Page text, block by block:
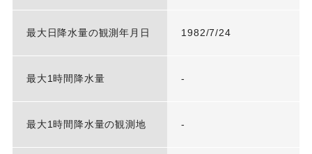
最大日降水量の観測年月日 1982/7/24
最大1時間降水量 -
最大1時間降水量の観測地 -